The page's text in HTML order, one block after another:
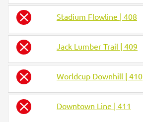
Stadium Flowline | 408
Jack Lumber Trail | 409
Worldcup Downhill | 410
Downtown Line | 411